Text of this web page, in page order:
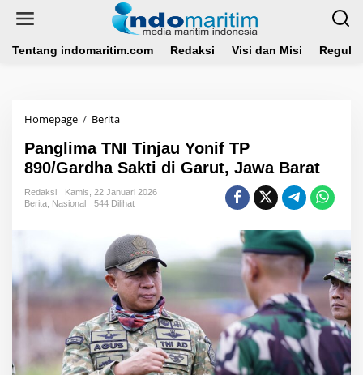
Tentang indomaritim.com Redaksi Visi dan Misi
Homepage / Berita
g
l
i
m
T
N
I
T
i
n
j
a
u
Y
Panglima TNI Tinjau Yonif TP
890/Gardha Sakti di Garut, Jawa Barat
Redaksi
Kamis, 22 Januari 2026
Berita Nasional 544 Dilihat